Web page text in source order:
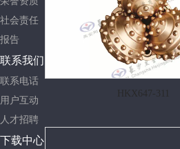
HKX647-311
社会责任
报告
联系我们
联系电话
用户互动
人才招聘
下载中心